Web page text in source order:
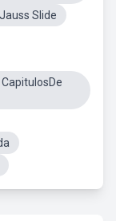
Slide